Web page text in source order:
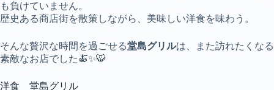
も負けていません。
歴史ある商店街を散策しながら、美味しい洋食を味わう。
そんな贅沢な時間を過ごせる堂島グリルは、また訪れたくなる
素敵なお店でした🍝✨🐯
洋食 堂島グリル